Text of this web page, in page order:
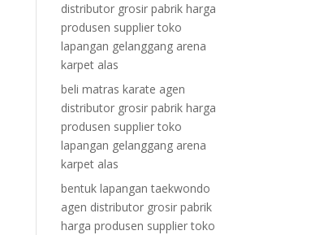
distributor grosir pabrik harga
produsen supplier toko
lapangan gelanggang arena
karpet alas
beli matras karate agen
distributor grosir pabrik harga
produsen supplier toko
lapangan gelanggang arena
karpet alas
bentuk lapangan taekwondo
agen distributor grosir pabrik
harga produsen supplier toko